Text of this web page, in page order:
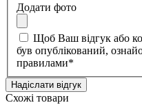
Додати фото
Щоб Ваш відгук або
був опублікований,
правилами*
Надіслати відгук
Схожі товари